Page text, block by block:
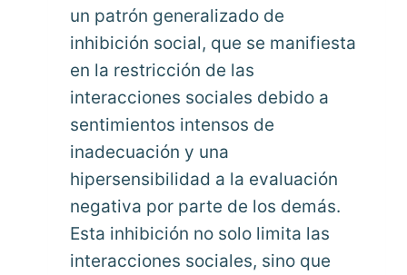
un patrón generalizado de
inhibición social, que se manifiesta
en la restricción de las
interacciones sociales debido a
sentimientos intensos de
inadecuación y una
hipersensibilidad a la evaluación
negativa por parte de los demás.
Esta inhibición no solo limita las
interacciones sociales, sino que